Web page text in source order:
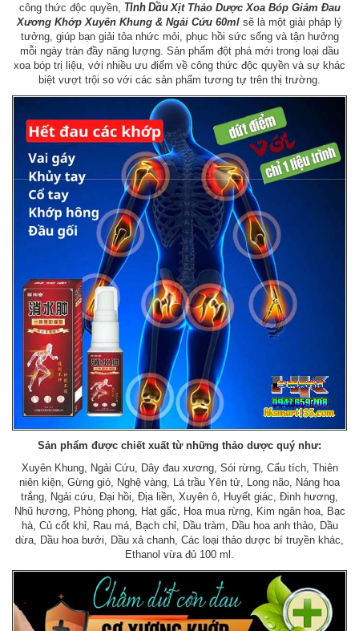
công thức độc quyền, Tinh DầuXịt Thảo Dược Xoa Bóp Giảm Đau
Xương Khớp Xuyên Khung & Ngải Cứu​​​​​​​ 60ml sẽ là một giải pháp lý
tưởng, giúp bạn giải tỏa nhức mỏi, phục hồi sức sống và tận hưởng
mỗi ngày tràn đầy năng lượng. Sản phẩm đột phá mới trong loại dầu
xoa bóp trị liệu, với nhiều ưu điểm về công thức độc quyền và sự khác
biệt vượt trội so với các sản phẩm tương tự trên thị trường.
Sản phẩm được chiết xuất từ những thảo dược quý như:
Xuyên Khung, Ngải Cứu, Dây đau xương, Sói rừng, Cẩu tích, Thiên
niên kiện, Gừng gió, Nghệ vàng, Lá trầu Yên tử, Long não, Náng hoa
trắng, Ngải cứu, Đại hồi, Địa liền, Xuyên ô, Huyết giác, Đinh hương,
Nhũ hương, Phòng phong, Hạt gấc, Hoa mua rừng, Kim ngân hoa, Bạc
hà, Củ cốt khỉ, Rau má, Bạch chỉ, Dầu tràm, Dầu hoa anh thảo, Dầu
dừa, Dầu hoa bưởi, Dầu xả chanh, Các loại thảo dược bí truyền khác,
Ethanol vừa đủ 100 ml.